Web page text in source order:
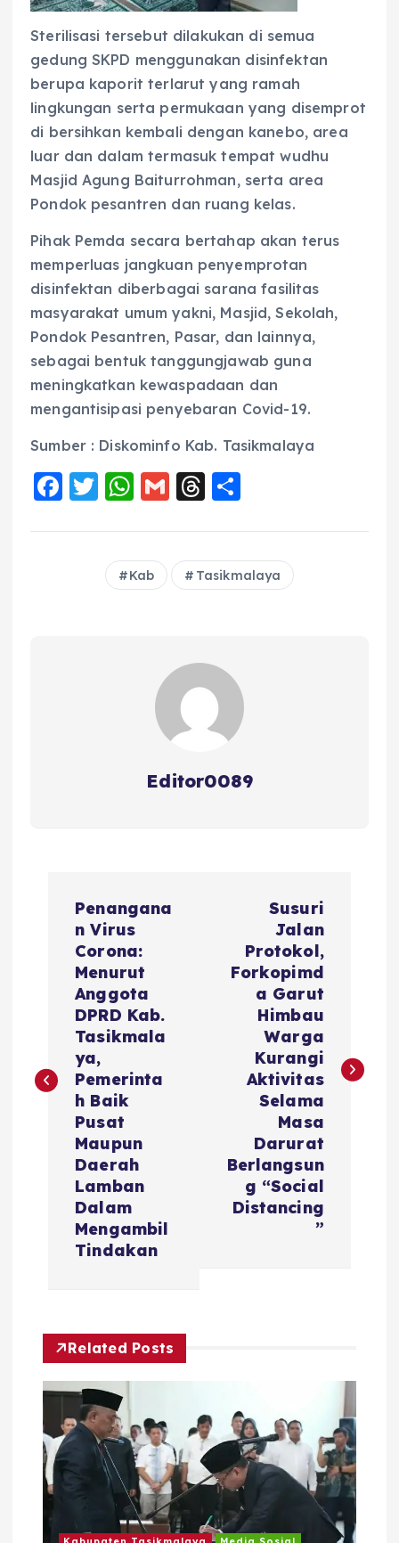
Sterilisasi tersebut dilakukan di semua
gedung SKPD menggunakan disinfektan
berupa kaporit terlarut yang ramah
lingkungan serta permukaan yang disemprot
di bersihkan kembali dengan kanebo, area
luar dan dalam termasuk tempat wudhu
Masjid Agung Baiturrohman, serta area
Pondok pesantren dan ruang kelas.
Pihak Pemda secara bertahap akan terus
memperluas jangkuan penyemprotan
disinfektan diberbagai sarana fasilitas
masyarakat umum yakni, Masjid, Sekolah,
Pondok Pesantren, Pasar, dan lainnya,
sebagai bentuk tanggungjawab guna
meningkatkan kewaspadaan dan
mengantisipasi penyebaran Covid-19.
Sumber : Diskominfo Kab. Tasikmalaya
F
c
T
it
te
W
a
ts
A
G
ai
l
T
re
a
d
a
re
Kab Tasikmalaya
Editor0089
g
s
Penangana
n Virus
Corona:
Menurut
Anggota
DPRD Kab.
Tasikmala
ya,
Pemerinta
h Baik
Pusat
Maupun
Daerah
Lamban
Dalam
Mengambil
Tindakan
Susuri
Jalan
Protokol,
Forkopimd
a Garut
Himbau
Warga
Kurangi
Aktivitas
Selama
Masa
Darurat
Berlangsun
g “Social
Distancing
”
Related Posts